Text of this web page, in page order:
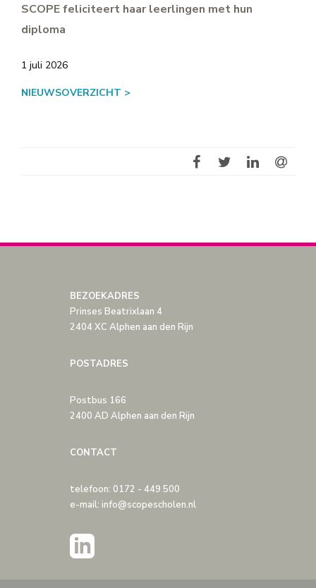
SCOPE feliciteert haar leerlingen met hun
diploma
1 juli 2026
NIEUWSOVERZICHT >
BEZOEKADRES
Prinses Beatrixlaan 4
2404 XC Alphen aan den Rijn
POSTADRES
Postbus 166
2400 AD Alphen aan den Rijn
CONTACT
telefoon: 0172 - 449 500
e-mail: info@scopescholen.nl